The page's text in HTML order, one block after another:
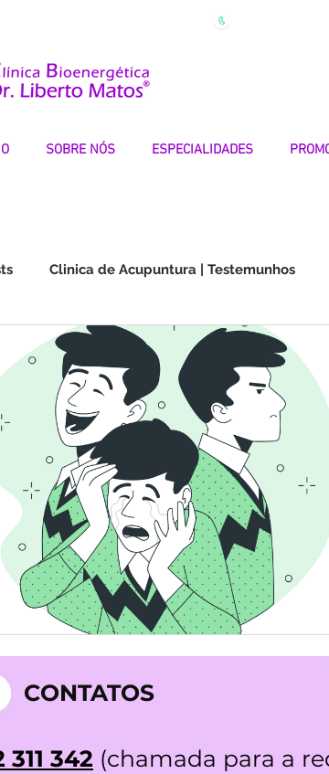
SOBRE NÓS ESPECIALIDADES
Clinica de Acupuntura | Testemunhos
| Testemunhos Choque na Orelha |
DEPRESSÃO | Testemunhos Medicina
CONTATOS
311 342 (chamada para a